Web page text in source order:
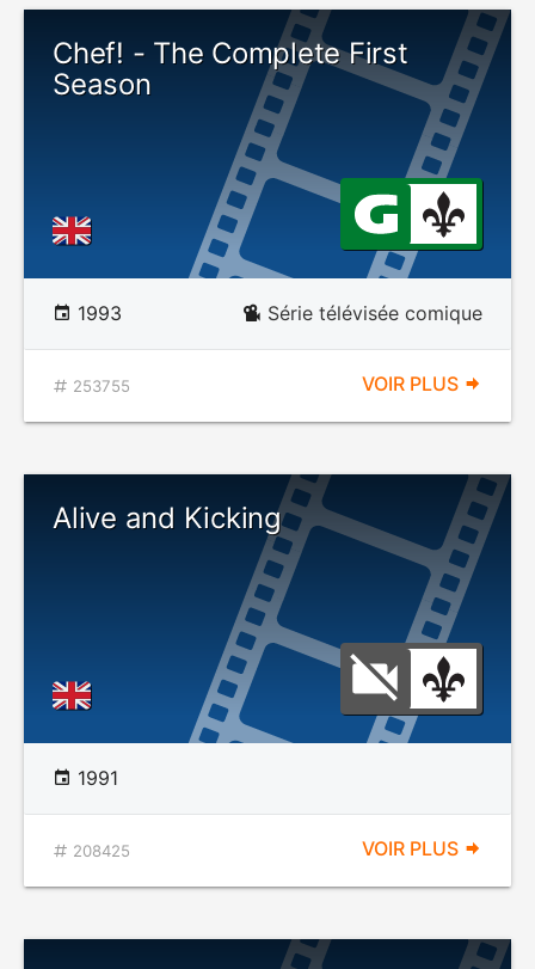
Chef! - The Complete First
Season
1993 Série télévisée comique
253755 VOIR PLUS
Alive and Kicking
1991
208425 VOIR PLUS